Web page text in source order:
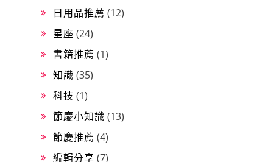
日用品推薦 (12)
星座 (24)
書籍推薦 (1)
知識 (35)
科技 (1)
節慶小知識 (13)
節慶推薦 (4)
編輯分享 (7)